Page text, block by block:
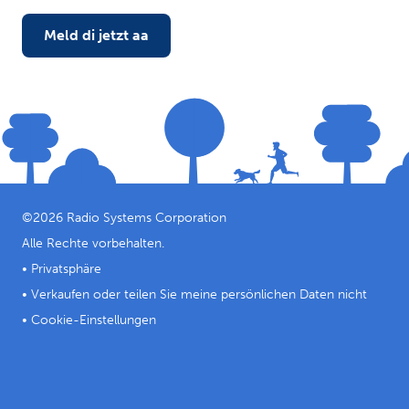
Meld di jetzt aa
©2026 Radio Systems Corporation
Alle Rechte vorbehalten.
• Privatsphäre
• Verkaufen oder teilen Sie meine persönlichen Daten nicht
• Cookie-Einstellungen